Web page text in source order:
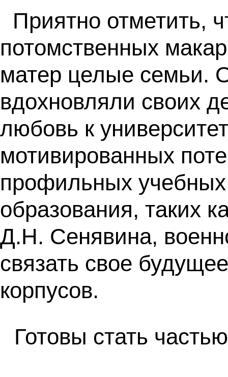
Приятно отметить,
потомственных
матер целые семьи.
вдохновляли своих
любовь к
мотивированных
профильных учебных
образования, таких
Д.Н. Сенявина,
связать свое
корпусов.
Готовы стать